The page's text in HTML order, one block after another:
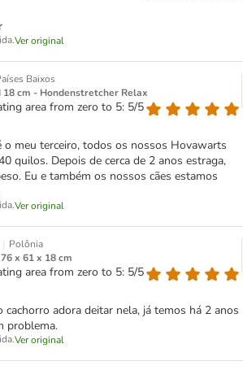
Ver original
Baixos
18 cm - Hondenstretcher Relax
area from zero to 5: 5/5
meu terceiro, todos os nossos Hovawarts
quilos. Depois de cerca de 2 anos estraga,
Eu e também os nossos cães estamos
Ver original
| Polônia
x 61 x 18 cm
area from zero to 5: 5/5
cachorro adora deitar nela, já temos há 2 anos
problema.
Ver original